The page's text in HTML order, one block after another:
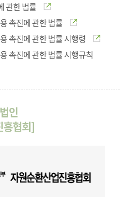
관한 법률
촉진에 관한 법률
촉진에 관한 법률 시행령
촉진에 관한 법률 시행규칙
인
흥협회]